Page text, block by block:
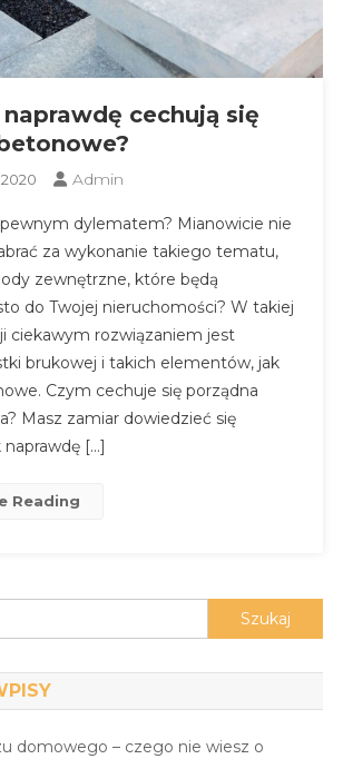
cechują się
Admin
pewnym dylematem? Mianowicie nie
za wykonanie takiego tematu,
zewnętrzne, które będą
do Twojej nieruchomości? W takiej
ciekawym rozwiązaniem jest
brukowej i takich elementów, jak
Czym cechuje się porządna
Masz zamiar dowiedzieć się
[…]
Reading
Szukaj:
domowego – czego nie wiesz o